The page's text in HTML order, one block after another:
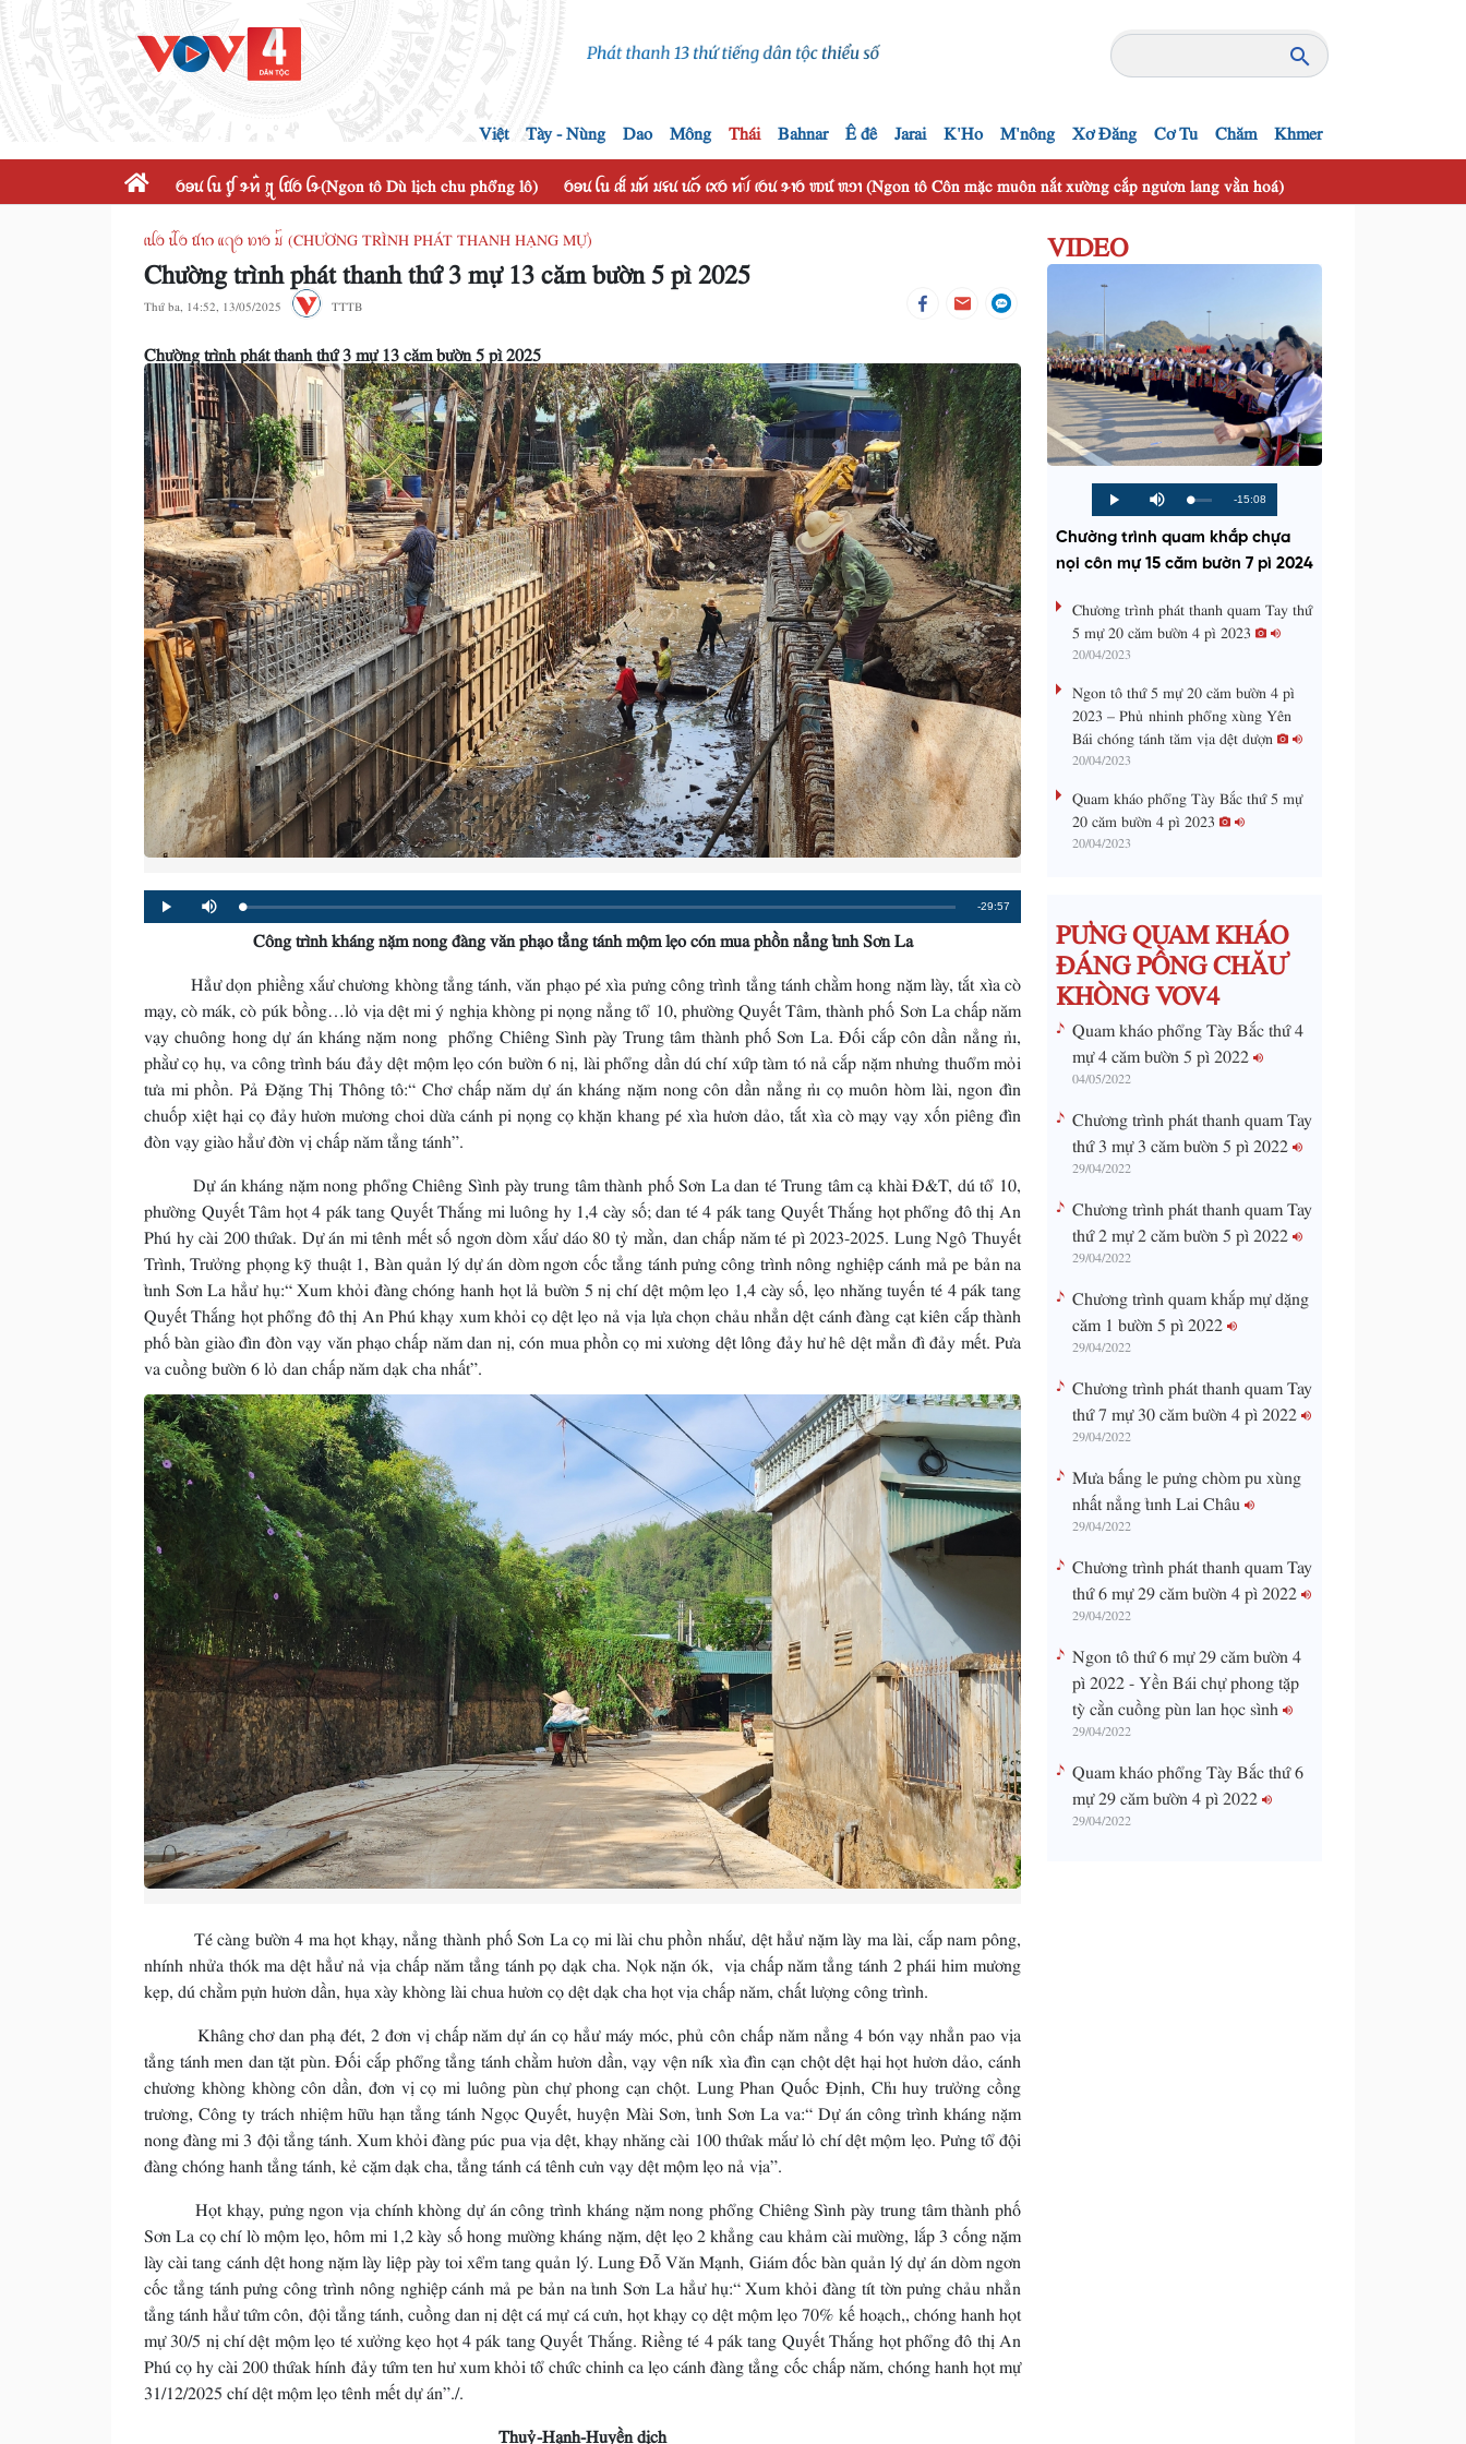
Việt Tày - Nùng Dao Mông Thái Bahnar Ê đê Jarai K'Ho M'nông Xơ Đăng Cơ Tu Chăm Khmer
ꪉꪮꪙ ꪶꪕ ꪤꪴ ꪩꪀꪲ ꪋꪴ ꪶꪠꪉ ꪶꪩ(Ngon tô Dù lịch chu phổng lô) ꪉꪮꪙ ꪶꪕ ꫛ ꪣꪀꪰ ꪣꪺꪙ ꪙꪒꪰ ꪹꪎꪉ ꪀꪚꪰ ꪹꪉꪙ ꪩꪱꪉ ꪪꪽ ꪬꪫꪱ (Ngon tô Côn mặc muôn nắt xường cắp ngươn lang vằn hoá)
ꪹꪊꪉ ꪊꪲꪉ ꪠꪱꪒ ꪵꪖꪉ ꪭꪱꪉ ꪣꪳ (CHƯƠNG TRÌNH PHÁT THANH HẠNG MỰ)
Chường trình phát thanh thứ 3 mự 13 căm bườn 5 pì 2025
Thứ ba, 14:52, 13/05/2025 TTTB
Chường trình phát thanh thứ 3 mự 13 căm bườn 5 pì 2025
Play Mute Loaded:
0%
Progress:
0%
Remaining
-29:57
Công trình kháng nặm nong đàng văn phạo tẳng tánh mộm lẹo cón mua phồn nẳng tỉnh Sơn La
Hẳư dọn phiềng xắư chương khòng tẳng tánh, văn phạo pé xìa pưng công trình tẳng tánh chằm hong nặm lày, tắt xìa cò
mạy, cò mák, cò púk bồng…lỏ vịa dệt mi ý nghịa khòng pi nọng nẳng tổ 10, phường Quyết Tâm, thành phố Sơn La chấp năm
vạy chuông hong dự án kháng nặm nong phổng Chiêng Sình pày Trung tâm thành phố Sơn La. Đối cắp côn dần nẳng nỉ,
phằư cọ hụ, va công trình báu đảy dệt mộm lẹo cón bườn 6 nị, lài phổng dần dú chí xứp tàm tó nả cắp nặm nhưng thuổm mỏi
tưa mi phồn. Pả Đặng Thị Thông tô:“ Chơ chấp năm dự án kháng nặm nong côn dần nẳng nỉ cọ muôn hòm lài, ngon đìn
chuốp xiệt hại cọ đảy hươn mương choi dừa cánh pi nọng cọ khặn khang pé xìa hươn dảo, tắt xìa cò mạy vạy xốn piêng đìn
đòn vạy giào hẳư đờn vị chấp năm tẳng tánh”.
Dự án kháng nặm nong phổng Chiêng Sình pày trung tâm thành phố Sơn La dan té Trung tâm cạ khài Đ&T, dú tổ 10,
phường Quyết Tâm họt 4 pák tang Quyết Thắng mi luông hy 1,4 cày số; dan té 4 pák tang Quyết Thắng họt phổng đô thị An
Phú hy cài 200 thứak. Dự án mi tênh mết số ngơn dòm xắư dáo 80 tỷ mằn, dan chấp năm té pì 2023-2025. Lung Ngô Thuyết
Trình, Trưởng phọng kỹ thuật 1, Bàn quản lý dự án dòm ngơn cốc tẳng tánh pưng công trình nông nghiệp cánh mả pe bản na
tỉnh Sơn La hẳư hụ:“ Xum khỏi đàng chóng hanh họt lả bườn 5 nị chí dệt mộm lẹo 1,4 cày số, lẹo nhăng tuyến té 4 pák tang
Quyết Thắng họt phổng đô thị An Phú khạy xum khỏi cọ dệt lẹo nả vịa lựa chọn chảu nhẳn dệt cánh đàng cạt kiên cắp thành
phố bàn giào đìn đòn vạy văn phạo chấp năm dan nị, cón mua phồn cọ mi xương dệt lông đảy hư hê dệt mẳn đì đảy mết. Pưa
va cuồng bườn 6 lỏ dan chấp năm dạk cha nhất”.
Té càng bườn 4 ma họt khạy, nẳng thành phố Sơn La cọ mi lài chu phồn nhắư, dệt hẳư nặm lày ma lài, cắp nam pông,
nhính nhửa thók ma dệt hẳư nả vịa chấp năm tẳng tánh pọ dạk cha. Nọk nặn ók, vịa chấp năm tẳng tánh 2 phái him mương
kẹp, dú chằm pựn hươn dần, hụa xày khòng lài chua hươn cọ dệt dạk cha họt vịa chấp năm, chất lượng công trình.
Khâng chơ dan phạ đét, 2 đơn vị chấp năm dự án cọ hẳư máy móc, phủ côn chấp năm nẳng 4 bón vạy nhẳn pao vịa
tẳng tánh men dan tặt pùn. Đối cắp phổng tẳng tánh chằm hươn dần, vạy vện ník xìa đìn cạn chột dệt hại họt hươn dảo, cánh
chương khòng khòng côn dần, đơn vị cọ mi luông pùn chự phong cạn chột. Lung Phan Quốc Định, Chỉ huy trưởng cồng
trương, Công ty trách nhiệm hữu hạn tẳng tánh Ngọc Quyết, huyện Mài Sơn, tỉnh Sơn La va:“ Dự án công trình kháng nặm
nong đàng mi 3 đội tẳng tánh. Xum khỏi đàng púc pua vịa dệt, khạy nhăng cài 100 thứak mắư lỏ chí dệt mộm lẹo. Pưng tổ đội
đàng chóng hanh tẳng tánh, kẻ cặm dạk cha, tẳng tánh cá tênh cưn vạy dệt mộm lẹo nả vịa”.
Họt khạy, pưng ngon vịa chính khòng dự án công trình kháng nặm nong phổng Chiêng Sình pày trung tâm thành phố
Sơn La cọ chí lò mộm lẹo, hôm mi 1,2 kày số hong mường kháng nặm, dệt lẹo 2 khẳng cau khảm cài mường, lắp 3 cống nặm
lày cài tang cánh dệt hong nặm lày liệp pày toi xểm tang quản lý. Lung Đỗ Văn Mạnh, Giám đốc bàn quản lý dự án dòm ngơn
cốc tẳng tánh pưng công trình nông nghiệp cánh mả pe bản na tỉnh Sơn La hẳư hụ:“ Xum khỏi đàng tít tờn pưng chảu nhẳn
tẳng tánh hẳư tứm côn, đội tẳng tánh, cuồng dan nị dệt cá mự cá cưn, họt khạy cọ dệt mộm lẹo 70% kế hoạch,, chóng hanh họt
mự 30/5 nị chí dệt mộm lẹo té xưởng kẹo họt 4 pák tang Quyết Thắng. Riềng té 4 pák tang Quyết Thắng họt phổng đô thị An
Phú cọ hy cài 200 thứak hính đảy tứm ten hư xum khỏi tổ chức chinh ca lẹo cánh đàng tẳng cốc chấp năm, chóng hanh họt mự
31/12/2025 chí dệt mộm lẹo tênh mết dự án”./.
Thuỷ-Hạnh-Huyền dịch
VIDEO
P
l
y
M
u
e
L
o
d
d
:
P
r
g
e
s
%
R
e
m
i
T
i
-15:08
Chường trình quam khắp chựa
nọi côn mự 15 căm bườn 7 pì 2024
Chương trình phát thanh quam Tay thứ
5 mự 20 căm bườn 4 pì 2023
20/04/2023
Ngon tô thứ 5 mự 20 căm bườn 4 pì
2023 – Phủ nhinh phổng xùng Yên
Bái chóng tánh tăm vịa dệt dượn
20/04/2023
Quam kháo phổng Tày Bắc thứ 5 mự
20 căm bườn 4 pì 2023
20/04/2023
PƯNG QUAM KHÁO
ĐÁNG PỒNG CHĂƯ
KHÒNG VOV4
Quam kháo phổng Tày Bắc thứ 4
mự 4 căm bườn 5 pì 2022
04/05/2022
Chương trình phát thanh quam Tay
thứ 3 mự 3 căm bườn 5 pì 2022
29/04/2022
Chương trình phát thanh quam Tay
thứ 2 mự 2 căm bườn 5 pì 2022
29/04/2022
Chương trình quam khắp mự dặng
căm 1 bườn 5 pì 2022
29/04/2022
Chương trình phát thanh quam Tay
thứ 7 mự 30 căm bườn 4 pì 2022
29/04/2022
Mưa bấng le pưng chòm pu xùng
nhất nẳng tỉnh Lai Châu
29/04/2022
Chương trình phát thanh quam Tay
thứ 6 mự 29 căm bườn 4 pì 2022
29/04/2022
Ngon tô thứ 6 mự 29 căm bườn 4
pì 2022 - Yền Bái chự phong tặp
tỳ cằn cuồng pùn lan học sình
29/04/2022
Quam kháo phổng Tày Bắc thứ 6
mự 29 căm bườn 4 pì 2022
29/04/2022